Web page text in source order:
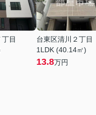
目
台東区清川２丁目
1LDK (40.14㎡)
13.8万円